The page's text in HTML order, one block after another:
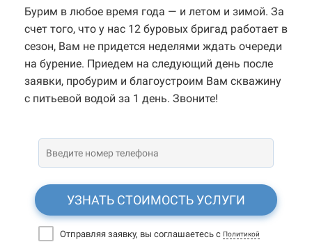
Бурим в любое время года — и летом и зимой. За
счет того, что у нас 12 буровых бригад работает в
сезон, Вам не придется неделями ждать очереди
на бурение. Приедем на следующий день после
заявки, пробурим и благоустроим Вам скважину
с питьевой водой за 1 день. Звоните!
УЗНАТЬ СТОИМОСТЬ УСЛУГИ
Отправляя заявку, вы соглашаетесь с Политикой